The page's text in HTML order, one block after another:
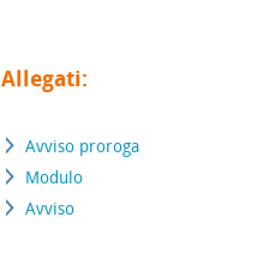
Allegati:
Avviso proroga
Modulo
Avviso